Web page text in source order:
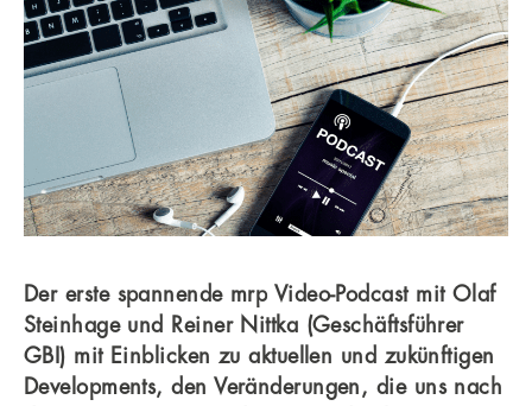
Der erste spannende mrp Video-Podcast mit Olaf
Steinhage und Reiner Nittka (Geschäftsführer
GBI) mit Einblicken zu aktuellen und zukünftigen
Developments, den Veränderungen, die uns nach